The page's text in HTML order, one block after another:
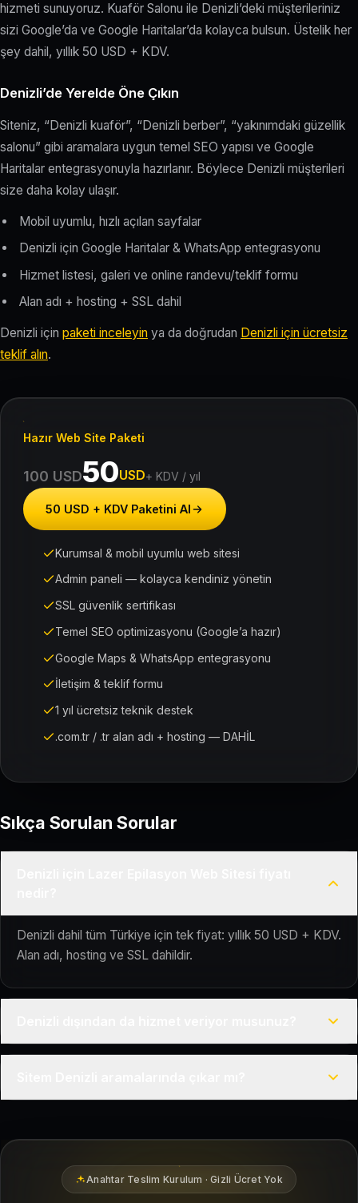
hizmeti sunuyoruz. Kuaför Salonu ile Denizli’deki müşterileriniz
sizi Google’da ve Google Haritalar’da kolayca bulsun. Üstelik her
şey dahil, yıllık 50 USD + KDV.
Denizli’de Yerelde Öne Çıkın
Siteniz, “Denizli kuaför”, “Denizli berber”, “yakınımdaki güzellik
salonu” gibi aramalara uygun temel SEO yapısı ve Google
Haritalar entegrasyonuyla hazırlanır. Böylece Denizli müşterileri
size daha kolay ulaşır.
Mobil uyumlu, hızlı açılan sayfalar
Denizli için Google Haritalar & WhatsApp entegrasyonu
Hizmet listesi, galeri ve online randevu/teklif formu
Alan adı + hosting + SSL dahil
Denizli için paketi inceleyin ya da doğrudan Denizli için ücretsiz
teklif alın.
Hazır Web Site Paketi
100 USD50USD+ KDV / yıl
50 USD + KDV Paketini Al
Kurumsal & mobil uyumlu web sitesi
Admin paneli — kolayca kendiniz yönetin
SSL güvenlik sertifikası
Temel SEO optimizasyonu (Google’a hazır)
Google Maps & WhatsApp entegrasyonu
İletişim & teklif formu
1 yıl ücretsiz teknik destek
.com.tr / .tr alan adı + hosting — DAHİL
Sıkça Sorulan Sorular
Denizli dahil tüm Türkiye için tek fiyat: yıllık 50 USD + KDV.
Alan adı, hosting ve SSL dahildir.
Denizli bölgesindeki yerel müşterilerin sizi bulmasına
Anahtar Teslim Kurulum · Gizli Ücret Yok